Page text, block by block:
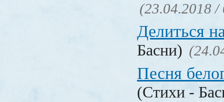
(23.04.2018 /
Делиться
Басни)
Песня
(Стихи -